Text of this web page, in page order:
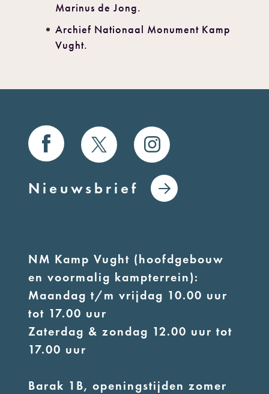
Marinus de Jong.
Archief Nationaal Monument Kamp
Vught.
Nieuwsbrief
NM Kamp Vught (hoofdgebouw
en voormalig kampterrein):
Maandag t/m vrijdag 10.00 uur
tot 17.00 uur
Zaterdag & zondag 12.00 uur tot
17.00 uur
Barak 1B, openingstijden zomer